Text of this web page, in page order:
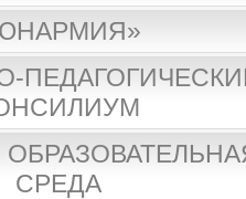
СРЕДА